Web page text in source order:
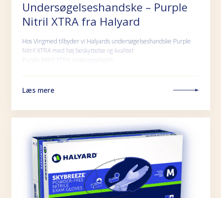
Undersøgelseshandske – Purple
Nitril XTRA fra Halyard
Hos Vingmed tilbyder vi Halyards undersøgelseshandske Purple
Nitril XTRA med høj beskyttelse og kvalitet
Purple Nitril XTRA undersøgelsesh…
Læs mere